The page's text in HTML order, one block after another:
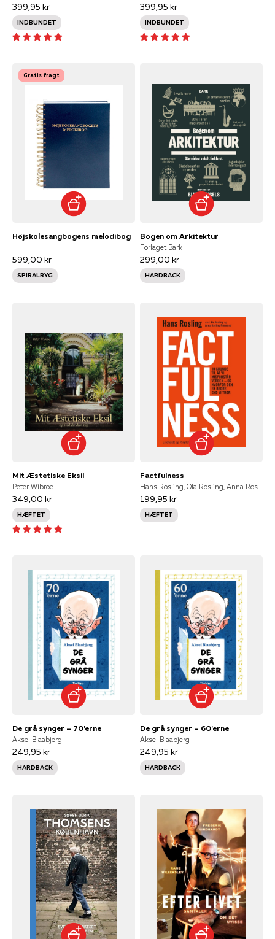
399,95 kr
INDBUNDET
399,95 kr
INDBUNDET
Gratis fragt
Højskolesangbogens melodibog
599,00 kr
SPIRALRYG
Bogen om Arkitektur
Forlaget Bark
299,00 kr
HARDBACK
Mit Æstetiske Eksil
Peter Wibroe
349,00 kr
HÆFTET
Factfulness
199,95 kr
HÆFTET
De grå synger – 70'erne
Aksel Blaabjerg
249,95 kr
HARDBACK
De grå synger – 60'erne
Aksel Blaabjerg
249,95 kr
HARDBACK